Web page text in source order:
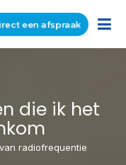
een afspraak
die ik het
radiofrequentie